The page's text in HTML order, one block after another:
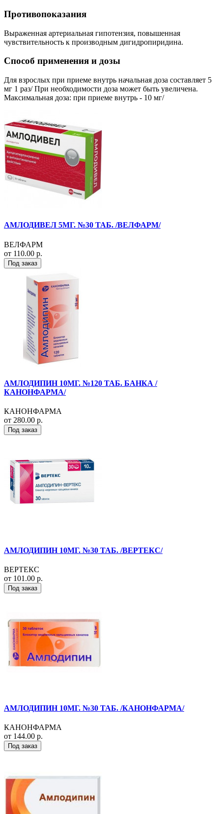
Противопоказания
Выраженная артериальная гипотензия, повышенная
чувствительность к производным дигидропиридина.
Способ применения и дозы
Для взрослых при приеме внутрь начальная доза составляет 5
мг 1 раз/ При необходимости доза может быть увеличена.
Максимальная доза: при приеме внутрь - 10 мг/
АМЛОДИВЕЛ 5МГ. №30 ТАБ. /ВЕЛФАРМ/
ВЕЛФАРМ
от 110.00 р.
Под заказ
АМЛОДИПИН 10МГ. №120 ТАБ. БАНКА /
КАНОНФАРМА/
КАНОНФАРМА
от 280.00 р.
Под заказ
АМЛОДИПИН 10МГ. №30 ТАБ. /ВЕРТЕКС/
ВЕРТЕКС
от 101.00 р.
Под заказ
АМЛОДИПИН 10МГ. №30 ТАБ. /КАНОНФАРМА/
КАНОНФАРМА
от 144.00 р.
Под заказ